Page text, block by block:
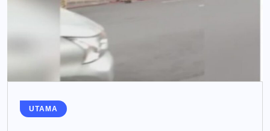
UTAMA